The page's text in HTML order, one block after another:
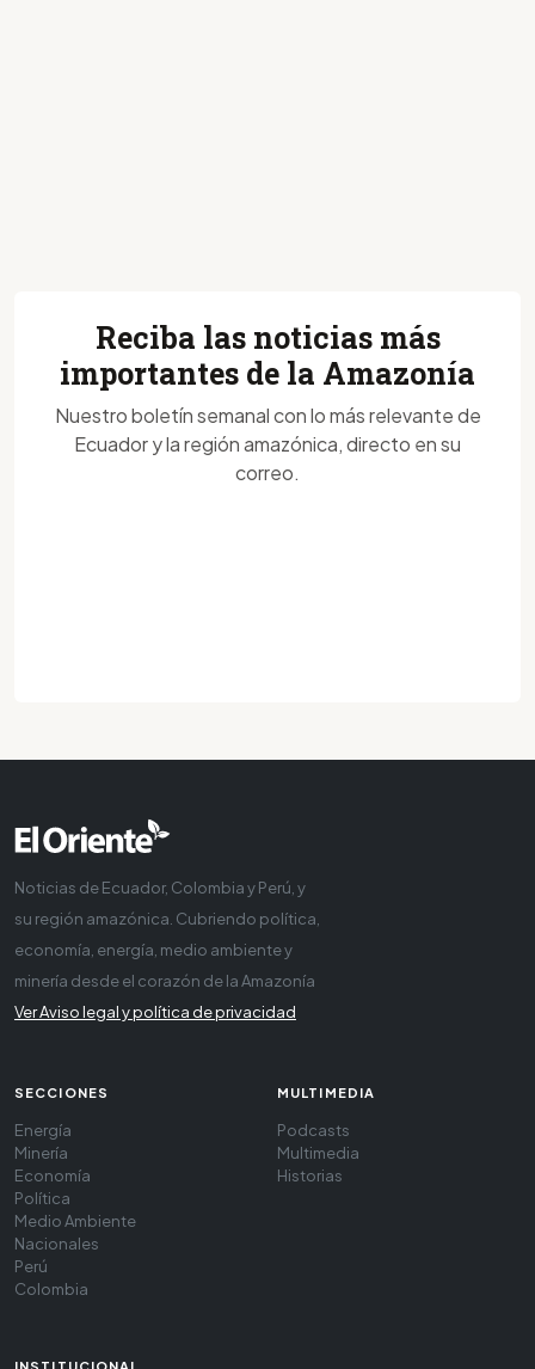
Reciba las noticias más
importantes de la Amazonía
Nuestro boletín semanal con lo más relevante de
Ecuador y la región amazónica, directo en su
correo.
Noticias de Ecuador, Colombia y Perú, y
su región amazónica. Cubriendo política,
economía, energía, medio ambiente y
minería desde el corazón de la Amazonía
Ver Aviso legal y política de privacidad
SECCIONES
Energía
Minería
Economía
Política
Medio Ambiente
Nacionales
Perú
Colombia
MULTIMEDIA
Podcasts
Multimedia
Historias